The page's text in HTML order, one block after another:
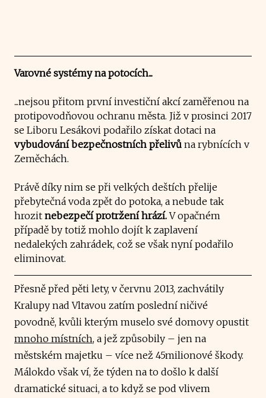
Varovné systémy na potocích...
...nejsou přitom první investiční akcí zaměřenou na
protipovodňovou ochranu města. Již v prosinci 2017
se Liboru Lesákovi podařilo získat dotaci na
vybudování bezpečnostních přelivů na rybnících v
Zeměchách.
Právě díky nim se při velkých deštích přelije
přebytečná voda zpět do potoka, a nebude tak
hrozit nebezpečí protržení hrází.V opačném
případě by totiž mohlo dojít k zaplavení
nedalekých zahrádek, což se však nyní podařilo
eliminovat.
Přesně před pěti lety, v červnu 2013, zachvátily
Kralupy nad Vltavou zatím poslední ničivé
povodně, kvůli kterým muselo své domovy opustit
mnoho místních, a jež způsobily – jen na
městském majetku – více než 45milionové škody.
Málokdo však ví, že týden na to došlo k další
dramatické situaci, a to když se pod vlivem